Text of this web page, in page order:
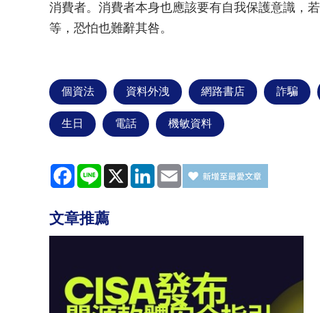
消費者。消費者本身也應該要有自我保護意識，
等，恐怕也難辭其咎。
個資法 資料外洩 網路書店 詐騙
生日 電話 機敏資料
Facebook
Line X LinkedInEmail
文章推薦